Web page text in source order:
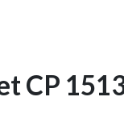
CP